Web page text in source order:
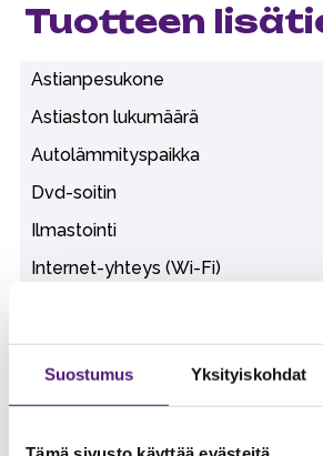
Suostumus Yksityiskohdat
Tuotteen
Astianpesukone
Astiaston lukumäärä
Autolämmityspaikka
Dvd-soitin
Ilmastointi
Internet-yhteys (Wi-Fi)
Kaasugrilli (sis. kaasun)
Kahvinkeitin